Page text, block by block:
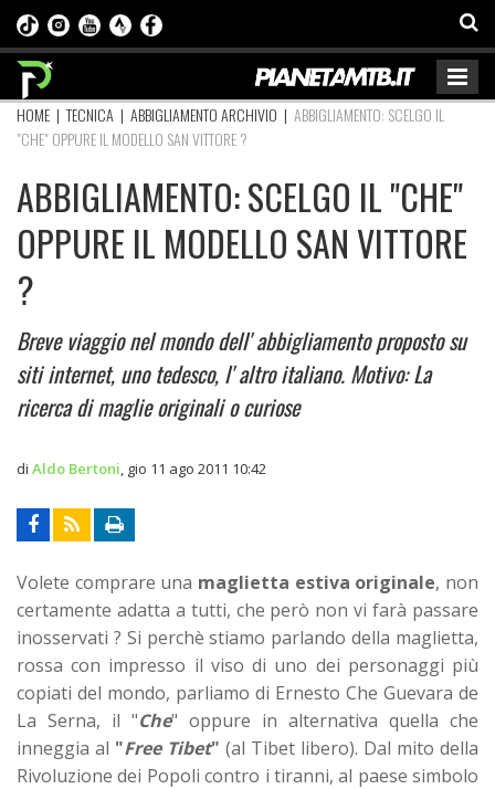
HOME |TECNICA | ABBIGLIAMENTO ARCHIVIO | ABBIGLIAMENTO: SCELGO IL
"CHE" OPPURE IL MODELLO SAN VITTORE ?
ABBIGLIAMENTO: SCELGO IL "CHE"
OPPURE IL MODELLO SAN VITTORE
?
Breve viaggio nel mondo dell' abbigliamento proposto su
siti internet, uno tedesco, l' altro italiano. Motivo: La
ricerca di maglie originali o curiose
di Aldo Bertoni gio 11 ago 2011 10:42
Volete comprare una maglietta estiva originale, non
certamente adatta a tutti, che però non vi farà passare
inosservati ? Si perchè stiamo parlando della maglietta,
rossa con impresso il viso di uno dei personaggi più
copiati del mondo, parliamo di Ernesto Che Guevara de
La Serna, il "Che" oppure in alternativa quella che
inneggia al "Free Tibet" (al Tibet libero). Dal mito della
Rivoluzione dei Popoli contro i tiranni, al paese simbolo